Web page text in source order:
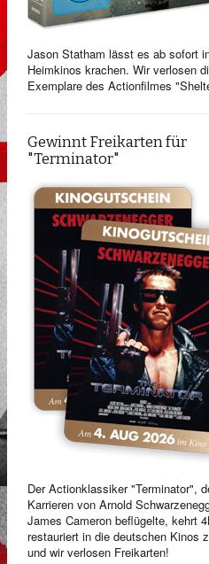
Jason Statham lässt es ab sofort
Heimkinos krachen. Wir verlosen
Exemplare des Actionfilmes
Gewinnt Freikarten für
"Terminator"
Der Actionklassiker "Terminator",
Karrieren von Arnold
James Cameron beflügelte, kehrt
restauriert in die deutschen Kinos
und wir verlosen Freikarten!